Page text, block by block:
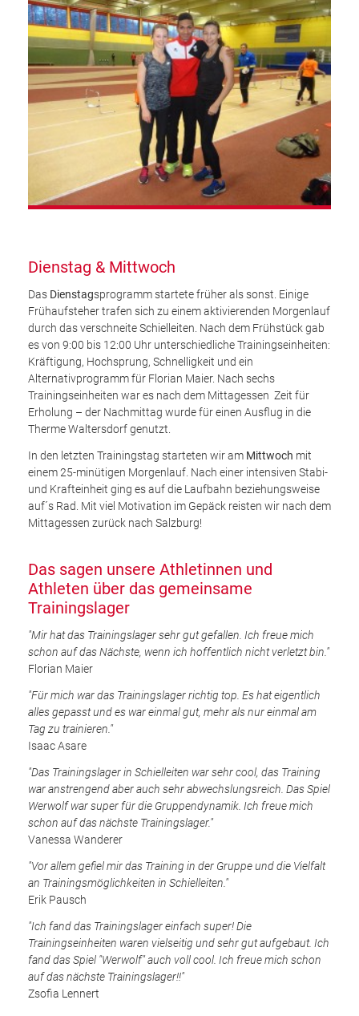
Dienstag & Mittwoch
Das Dienstagsprogramm startete früher als sonst. Einige
Frühaufsteher trafen sich zu einem aktivierenden Morgenlauf
durch das verschneite Schielleiten. Nach dem Frühstück gab
es von 9:00 bis 12:00 Uhr unterschiedliche Trainingseinheiten:
Kräftigung, Hochsprung, Schnelligkeit und ein
Alternativprogramm für Florian Maier. Nach sechs
Trainingseinheiten war es nach dem Mittagessen Zeit für
Erholung – der Nachmittag wurde für einen Ausflug in die
Therme Waltersdorf genutzt.
In den letzten Trainingstag starteten wir am Mittwoch mit
einem 25-minütigen Morgenlauf. Nach einer intensiven Stabi-
und Krafteinheit ging es auf die Laufbahn beziehungsweise
auf´s Rad. Mit viel Motivation im Gepäck reisten wir nach dem
Mittagessen zurück nach Salzburg!
Das sagen unsere Athletinnen und
Athleten über das gemeinsame
Trainingslager
"Mir hat das Trainingslager sehr gut gefallen. Ich freue mich
schon auf das Nächste, wenn ich hoffentlich nicht verletzt bin."
Florian Maier
"Für mich war das Trainingslager richtig top. Es hat eigentlich
alles gepasst und es war einmal gut, mehr als nur einmal am
Tag zu trainieren."
Isaac Asare
"Das Trainingslager in Schielleiten war sehr cool, das Training
war anstrengend aber auch sehr abwechslungsreich. Das Spiel
Werwolf war super für die Gruppendynamik. Ich freue mich
schon auf das nächste Trainingslager."
Vanessa Wanderer
"Vor allem gefiel mir das Training in der Gruppe und die Vielfalt
an Trainingsmöglichkeiten in Schielleiten."
Erik Pausch
"Ich fand das Trainingslager einfach super! Die
Trainingseinheiten waren vielseitig und sehr gut aufgebaut. Ich
fand das Spiel "Werwolf" auch voll cool. Ich freue mich schon
auf das nächste Trainingslager!!"
Zsofia Lennert